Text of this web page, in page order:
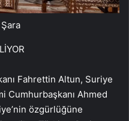
Fahrettin Altun, Suriye
Cumhurbaşkanı Ahmed
özgürlüğüne